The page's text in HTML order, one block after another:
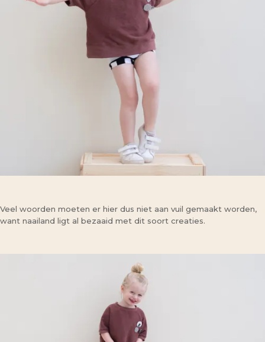
Veel woorden moeten er hier dus niet aan vuil gemaakt worden,
want naailand ligt al bezaaid met dit soort creaties.